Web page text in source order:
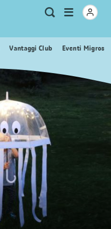
Metanavigazione
Ricerca
Apri
menu
Vantaggi Club Eventi Migros